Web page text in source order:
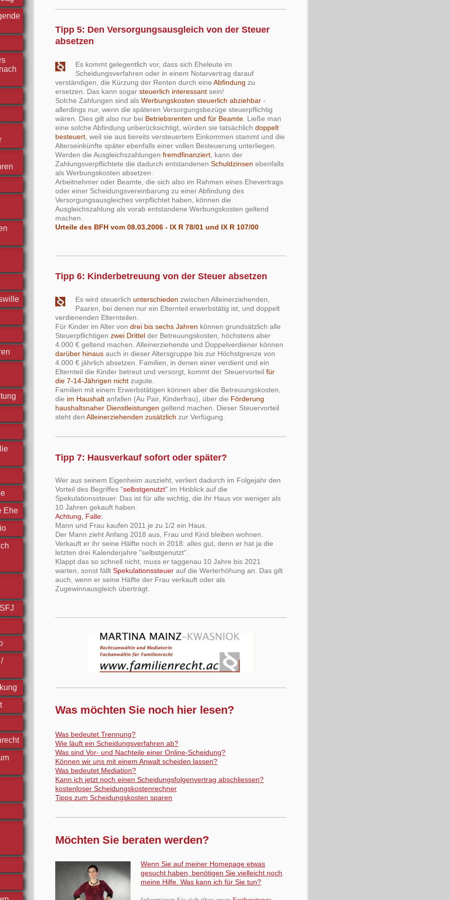
Ehe
Tipp 5: Den Versorgungsausgleich von der Steuer
absetzen
Es kommt gelegentlich vor, dass sich Eheleute im
Scheidungsverfahren oder in einem Notarvertrag darauf
verständigen, die Kürzung der Renten durch eineAbfindung zu
ersetzen. Das kann sogarsteuerlich interessant sein!
Solche Zahlungen sind alsWerbungskosten steuerlich abziehbar -
allerdings nur, wenn die späteren Versorgungsbezüge steuerpflichtig
wären. Dies gilt also nur bei Betriebsrenten und für Beamte . Ließe man
eine solche Abfindung unberücksichtigt, würden sie tatsächlichdoppelt
besteuert , weil sie aus bereits versteuertem Einkommen stammt und die
Alterseinkünfte später ebenfalls einer vollen Besteuerung unterliegen.
Werden die Ausgleichszahlungenfremdfinanziert , kann der
Zahlungsverpflichtete die dadurch entstandenenSchuldzinsen ebenfalls
als Werbungskosten absetzen.
Arbeitnehmer oder Beamte, die sich also im Rahmen eines Ehevertrags
oder einer Scheidungsvereinbarung zu einer Abfindung des
Versorgungsausgleiches verpflichtet haben, können die
Ausgleichszahlung als vorab entstandene Werbungskosten geltend
machen.
Urteile des BFH vom 08.03.2006 - IX R 78/01 und IX R 107/00
Tipp 6: Kinderbetreuung von der Steuer absetzen
Es wird steuerlichunterschieden zwischen Alleinerziehenden,
Paaren, bei denen nur ein Elternteil erwerbstätig ist, und doppelt
verdienenden Elternteilen.
Für Kinder im Alter vondrei bis sechs Jahren können grundsätzlich alle
Steuerpflichtigenzwei Drittel der Betreuungskosten, höchstens aber
4.000 € geltend machen. Alleinerziehende und Doppelverdiener können
darüber hinaus auch in dieser Altersgruppe bis zur Höchstgrenze von
4.000 € jährlich absetzen. Familien, in denen einer verdient und ein
Elternteil die Kinder betreut und versorgt, kommt der Steuervorteilfür
die 7-14-Jährigen nicht zugute.
Familien mit einem Erwerbstätigen können aber die Betreuungskosten,
die im Haushalt anfallen (Au Pair, Kinderfrau), über die Förderung
haushaltsnaher Dienstleistungen geltend machen. Dieser Steuervorteil
steht denAlleinerziehenden zusätzlich zur Verfügung.
Tipp 7: Hausverkauf sofort oder später?
Wer aus seinem Eigenheim auszieht, verliert dadurch im Folgejahr den
Vorteil des Begriffes "selbstgenutzt" im Hinblick auf die
Spekulationssteuer. Das ist für alle wichtig, die ihr Haus vor weniger als
10 Jahren gekauft haben.
Achtung, Falle:
Mann und Frau kaufen 2011 je zu 1/2 ein Haus.
Der Mann zieht Anfang 2018 aus, Frau und Kind bleiben wohnen.
Verkauft er ihr seine Hälfte noch in 2018: alles gut, denn er hat ja die
letzten drei Kalenderjahre "selbstgenutzt".
Klappt das so schnell nicht, muss er taggenau 10 Jahre bis 2021
warten, sonst fälltSpekulationssteuer auf die Werterhöhung an. Das gilt
auch, wenn er seine Hälfte der Frau verkauft oder als
Zugewinnausgleich überträgt.
Was möchten Sie noch hier lesen?
Was bedeutet Trennung?
Wie läuft ein Scheidungsverfahren ab?
Was sind Vor- und Nachteile einer Online-Scheidung?
Können wir uns mit einem Anwalt scheiden lassen?
Was bedeutet Mediation?
Kann ich jetzt noch einen Scheidungsfolgenvertrag abschliessen?
kostenloser Scheidungskostenrechner
Tipps zum Scheidungskosten sparen
Möchten Sie beraten werden?
Wenn Sie auf meiner Homepage etwas
gesucht haben, benötigen Sie vielleicht noch
meine Hilfe. Was kann ich für Sie tun?